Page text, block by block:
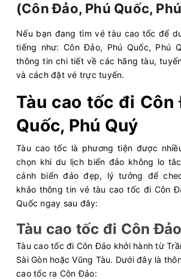
(Côn Đảo, Phú Quốc,
Nếu bạn đang tìm vé tàu cao tốc để
tiếng như: Côn Đảo, Phú Quốc, Phú
thông tin chi tiết về các hãng tàu,
và cách đặt vé trực tuyến.
Tàu cao tốc đi Côn
Quốc, Phú Quý
Tàu cao tốc là phương tiện được
chọn khi du lịch biển đảo không lo
cảnh biển đảo đẹp, lý tưởng để
khảo thông tin vé tàu cao tốc đi Côn
Quốc ngay sau đây:
Tàu cao tốc đi Côn Đảo
Tàu cao tốc đi Côn Đảo khởi hành từ
Sài Gòn hoặc Vũng Tàu. Dưới đây là
cao tốc ra Côn Đảo: